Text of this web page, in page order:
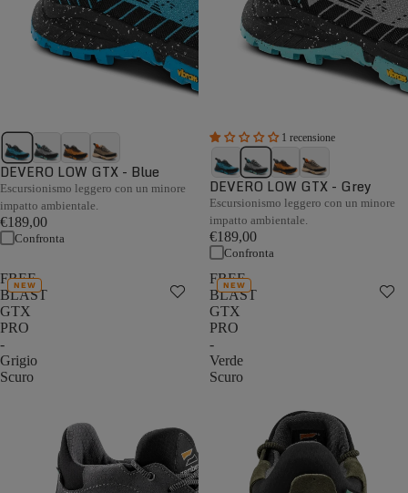
DEVERO LOW GTX - Blue
Escursionismo leggero con un minore
impatto ambientale.
€189,00
Confronta
1 recensione
DEVERO LOW GTX - Grey
Escursionismo leggero con un minore
impatto ambientale.
€189,00
Confronta
FREE
BLAST
GTX
PRO
-
Grigio
Scuro
NEW
FREE
BLAST
GTX
PRO
-
Verde
Scuro
NEW